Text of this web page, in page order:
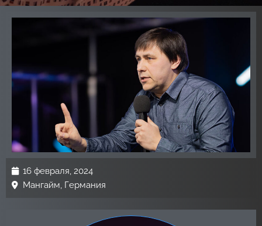
16 февраля, 2024
Мангайм, Германия